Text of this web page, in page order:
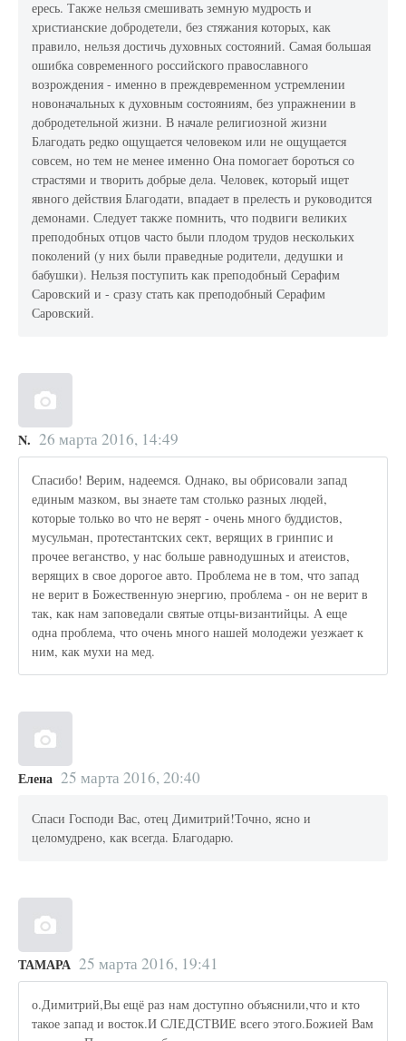
ересь. Также нельзя смешивать земную мудрость и
христианские добродетели, без стяжания которых, как
правило, нельзя достичь духовных состояний. Самая большая
ошибка современного российского православного
возрождения - именно в преждевременном устремлении
новоначальных к духовным состояниям, без упражнении в
добродетельной жизни. В начале религиозной жизни
Благодать редко ощущается человеком или не ощущается
совсем, но тем не менее именно Она помогает бороться со
страстями и творить добрые дела. Человек, который ищет
явного действия Благодати, впадает в прелесть и руководится
демонами. Следует также помнить, что подвиги великих
преподобных отцов часто были плодом трудов нескольких
поколений (у них были праведные родители, дедушки и
бабушки). Нельзя поступить как преподобный Серафим
Саровский и - сразу стать как преподобный Серафим
Саровский.
N. 26 марта 2016, 14:49
Спасибо! Верим, надеемся. Однако, вы обрисовали запад
единым мазком, вы знаете там столько разных людей,
которые только во что не верят - очень много буддистов,
мусульман, протестантских сект, верящих в гринпис и
прочее веганство, у нас больше равнодушных и атеистов,
верящих в свое дорогое авто. Проблема не в том, что запад
не верит в Божественную энергию, проблема - он не верит в
так, как нам заповедали святые отцы-византийцы. А еще
одна проблема, что очень много нашей молодежи уезжает к
ним, как мухи на мед.
Елена 25 марта 2016, 20:40
Спаси Господи Вас, отец Димитрий!Точно, ясно и
целомудрено, как всегда. Благодарю.
ТАМАРА 25 марта 2016, 19:41
о.Димитрий,Вы ещё раз нам доступно объяснили,что и кто
такое запад и восток.И СЛЕДСТВИЕ всего этого.Божией Вам